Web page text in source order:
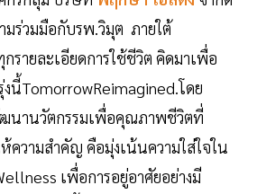
มร่วมมือกับรพ.วิมุต ภายใต้
รายละเอียดการใช้ชีวิต คิดมาเพื่อ
นี้TomorrowReimagined.โดย
นานวัตกรรมเพื่อคุณภาพชีวิตที่
ความสำคัญ คือมุ่งเน้นความใส่ใจใน
เพื่อการอยู่อาศัยอย่างมี